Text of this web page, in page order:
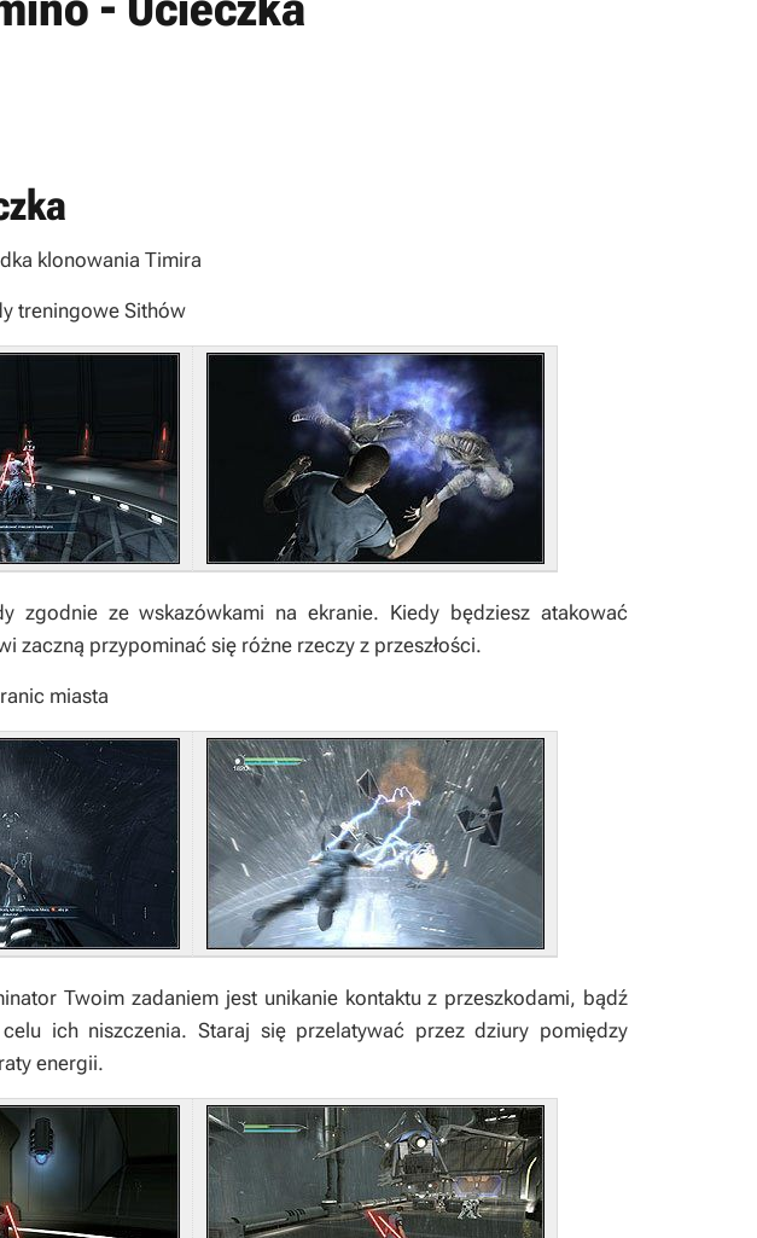
klonowania Timira
treningowe Sithów
zgodnie ze wskazówkami na ekranie. Kiedy będziesz atakować
zaczną przypominać się różne rzeczy z przeszłości.
miasta
Twoim zadaniem jest unikanie kontaktu z przeszkodami, bądź
ich niszczenia. Staraj się przelatywać przez dziury pomiędzy
energii.